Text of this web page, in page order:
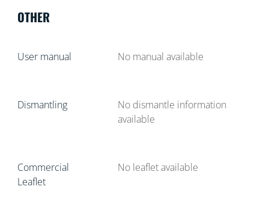
OTHER
User manual No manual available
Dismantling
No dismantle information
available
Commercial
Leaflet
No leaflet available